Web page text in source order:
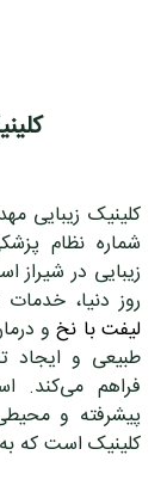
کلینیک زیبایی
زیبایی در شیراز
روز دنیا، خدمات
لیفت با نخو
طبیعی و ایجاد
فراهم می‌کند.
پیشرفته و
کلینیک است که